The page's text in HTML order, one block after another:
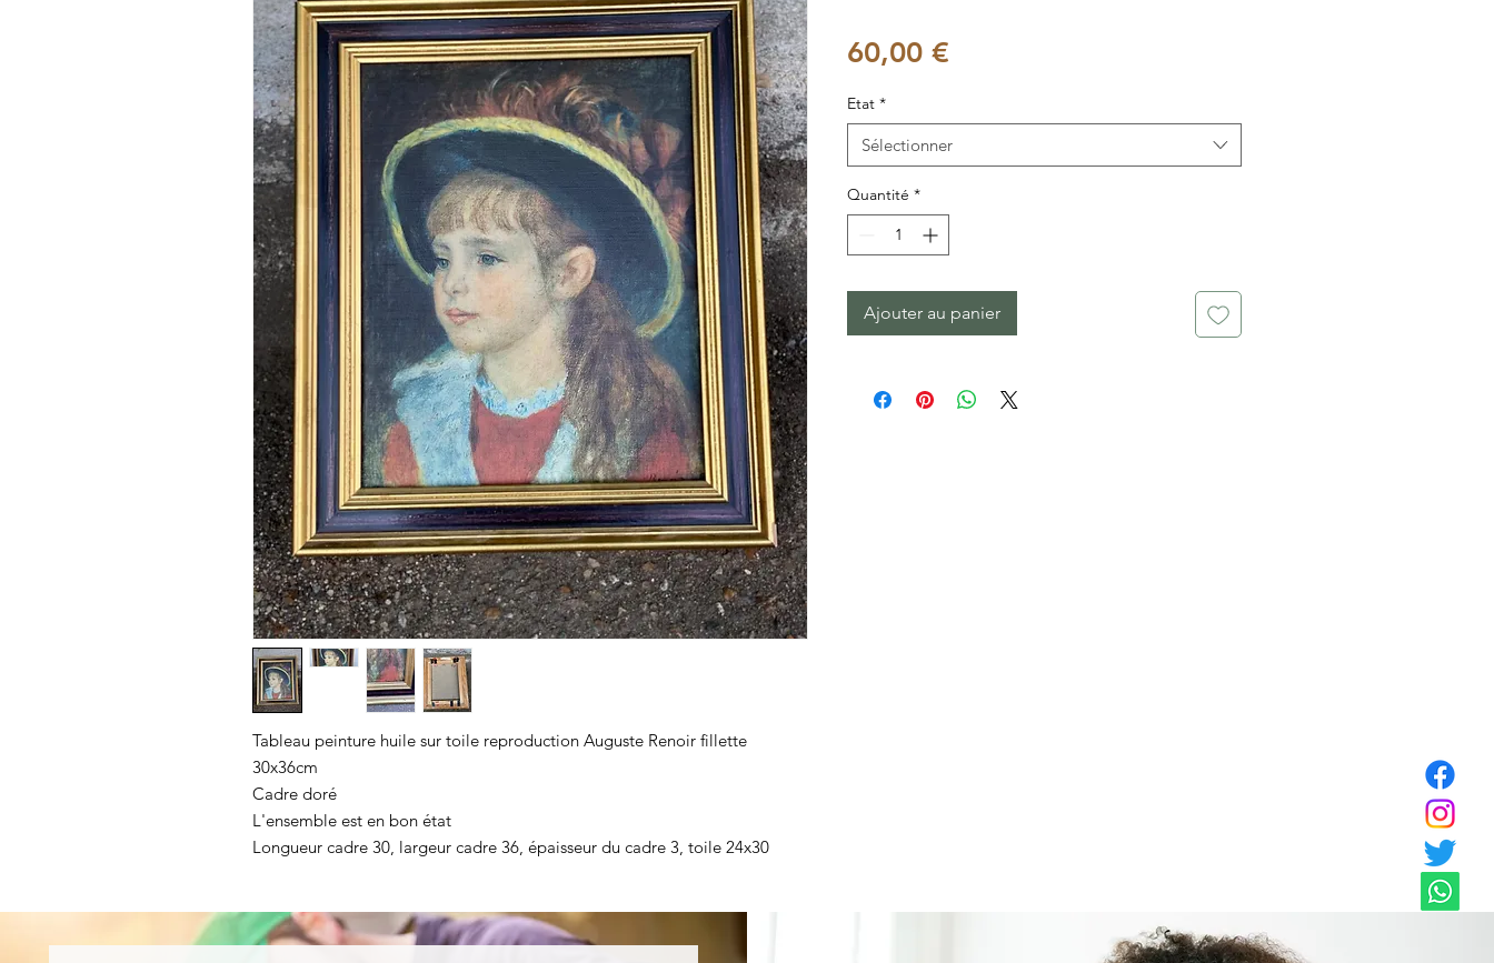
Tableau peinture huile sur toile reproduction Auguste Renoir fillette
30x36cm
Cadre doré
L'ensemble est en bon état
Longueur cadre 30, largeur cadre 36, épaisseur du cadre 3, toile 24x30
60,00 €
Etat *
Sélectionner
Quantité *
Ajouter au panier